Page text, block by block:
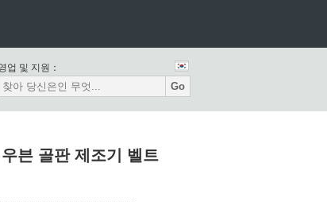
업 및 지원：
Go
븐 골판 제조기 벨트